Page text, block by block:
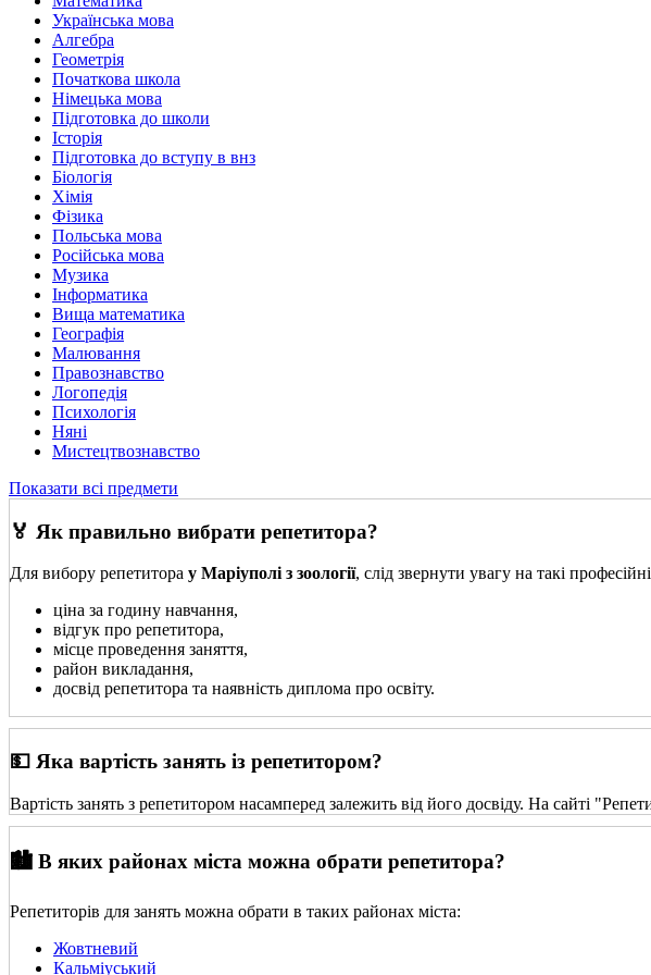
Українська мова
Алгебра
Геометрія
Початкова школа
Німецька мова
Підготовка до школи
Історія
Підготовка до вступу в внз
Біологія
Хімія
Фізика
Польська мова
Російська мова
Музика
Інформатика
Вища математика
Географія
Малювання
Правознавство
Логопедія
Психологія
Няні
Мистецтвознавство
Показати всі предмети
🏅 Як правильно вибрати репетитора?
Для вибору репетитора у Маріуполі з зоології, слід звернути увагу на такі
ціна за годину навчання,
відгук про репетитора,
місце проведення заняття,
район викладання,
досвід репетитора та наявність диплома про освіту.
💵 Яка вартість занять із репетитором?
Вартість занять з репетитором насамперед залежить від його досвіду. На сайті
🏙️ В яких районах міста можна обрати репетитора?
Репетиторів для занять можна обрати в таких районах міста:
Жовтневий
Кальміуський